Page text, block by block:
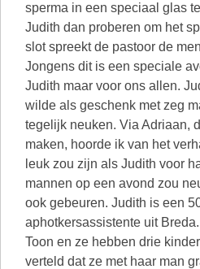
sperma in een speciaal glas
Judith dan proberen om het
slot spreekt de pastoor de
Jongens dit is een speciale
Judith maar voor ons allen.
wilde als geschenk met zeg
tegelijk neuken. Via Adriaan,
maken, hoorde ik van het
leuk zou zijn als Judith voor
mannen op een avond zou
ook gebeuren. Judith is een
aphotkersassistente uit
Toon en ze hebben drie
verteld dat ze met haar man